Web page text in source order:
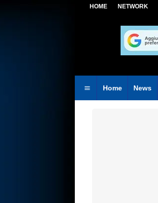
HOME NETWORK
Home News